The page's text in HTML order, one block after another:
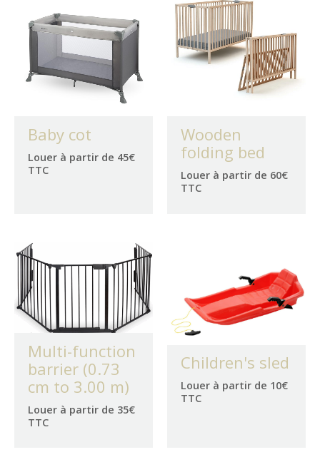
Baby cot
Louer à partir de 45€
TTC
Wooden
folding bed
Louer à partir de 60€
TTC
Multi-function
barrier (0.73
cm to 3.00 m)
Louer à partir de 35€
TTC
Children's sled
Louer à partir de 10€
TTC